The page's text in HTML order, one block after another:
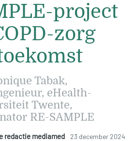
project
zorg
Tabak,
eHealth-
Twente,
RE-SAMPLE
redactie mediamed 23 december 2024